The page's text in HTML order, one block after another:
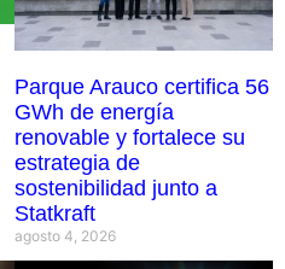
Parque Arauco certifica 56
GWh de energía
renovable y fortalece su
estrategia de
sostenibilidad junto a
Statkraft
agosto 4, 2026